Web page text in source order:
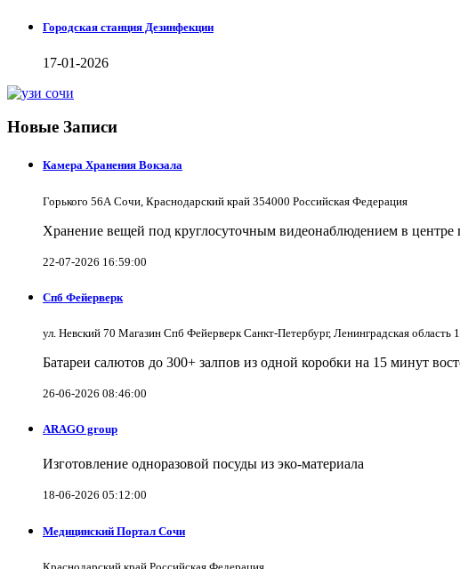
Городская станция Дезинфекции
17-01-2026
Новые Записи
Камера Хранения Вокзала
Горького 56А Сочи, Краснодарский край 354000 Российская Федерация
Хранение вещей под круглосуточным видеонаблюдением в
22-07-2026 16:59:00
Спб Фейерверк
ул. Невский 70 Магазин Спб Фейерверк Санкт-Петербург, Ленинградская область
Батареи салютов до 300+ залпов из одной коробки на 15 минут
26-06-2026 08:46:00
ARAGO group
Изготовление одноразовой посуды из эко-материала
18-06-2026 05:12:00
Медицинский Портал Сочи